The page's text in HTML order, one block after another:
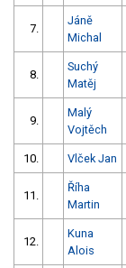
7.
Jáně
Michal
8.
Suchý
Matěj
9.
Malý
Vojtěch
10. Vlček Jan
11.
Říha
Martin
12.
Kuna
Alois